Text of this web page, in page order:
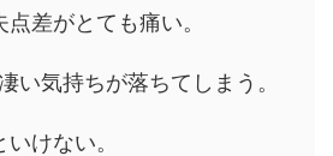
差がとても痛い。
い気持ちが落ちてしまう。
けない。